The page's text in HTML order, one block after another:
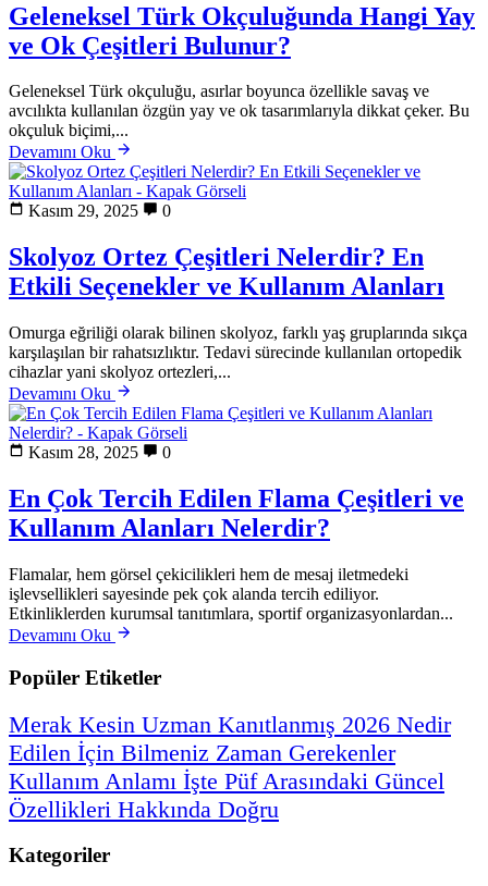
Geleneksel Türk Okçuluğunda Hangi Yay
ve Ok Çeşitleri Bulunur?
Geleneksel Türk okçuluğu, asırlar boyunca özellikle savaş ve
avcılıkta kullanılan özgün yay ve ok tasarımlarıyla dikkat çeker. Bu
okçuluk biçimi,...
Devamını Oku
Kasım 29, 2025 0
Skolyoz Ortez Çeşitleri Nelerdir? En
Etkili Seçenekler ve Kullanım Alanları
Omurga eğriliği olarak bilinen skolyoz, farklı yaş gruplarında sıkça
karşılaşılan bir rahatsızlıktır. Tedavi sürecinde kullanılan ortopedik
cihazlar yani skolyoz ortezleri,...
Devamını Oku
Kasım 28, 2025 0
En Çok Tercih Edilen Flama Çeşitleri ve
Kullanım Alanları Nelerdir?
Flamalar, hem görsel çekicilikleri hem de mesaj iletmedeki
işlevsellikleri sayesinde pek çok alanda tercih ediliyor.
Etkinliklerden kurumsal tanıtımlara, sportif organizasyonlardan...
Devamını Oku
Popüler Etiketler
Merak Kesin Uzman Kanıtlanmış 2026 Nedir
Edilen İçin Bilmeniz Zaman Gerekenler
Kullanım Anlamı İşte Püf Arasındaki Güncel
Özellikleri Hakkında Doğru
Kategoriler